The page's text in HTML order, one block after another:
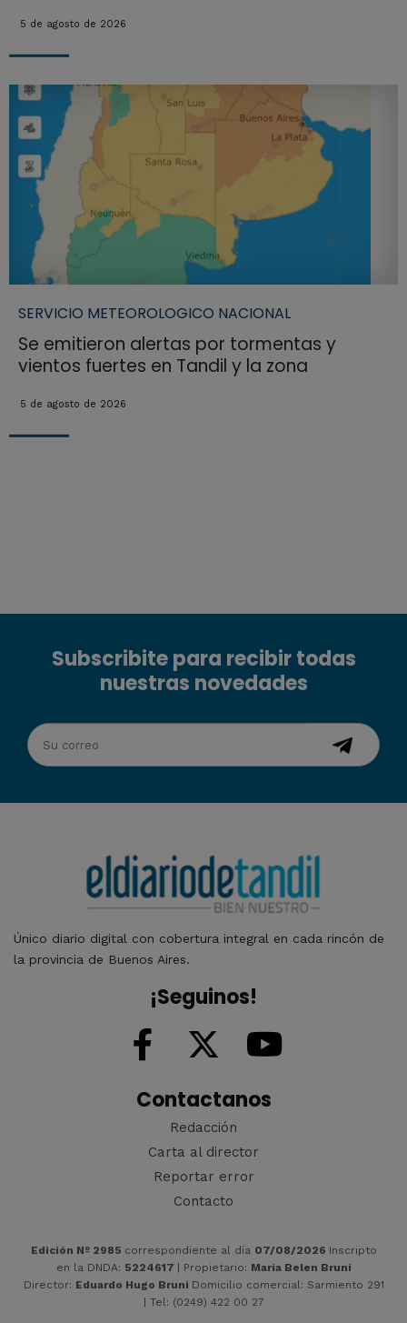
5 de agosto de 2026
SERVICIO METEOROLOGICO NACIONAL
Se emitieron alertas por tormentas y
vientos fuertes en Tandil y la zona
5 de agosto de 2026
Subscribite para recibir todas
nuestras novedades
Único diario digital con cobertura integral en cada rincón de
la provincia de Buenos Aires.
¡Seguinos!
Contactanos
Redacción
Carta al director
Reportar error
Contacto
Edición Nº 2985 correspondiente al día 07/08/2026 Inscripto
en la DNDA: 5224617 | Propietario: María Belen Bruni
Director: Eduardo Hugo Bruni Domicilio comercial: Sarmiento 291
| Tel: (0249) 422 00 27